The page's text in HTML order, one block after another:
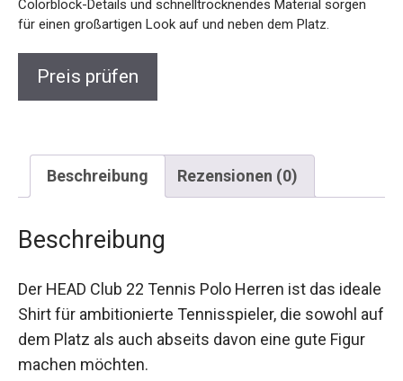
sorgen für einen großartigen Look auf und neben dem
Platz.
Preis prüfen
Beschreibung Rezensionen (0)
Beschreibung
Der HEAD Club 22 Tennis Polo Herren ist das
ideale Shirt für ambitionierte Tennisspieler, die
sowohl auf dem Platz als auch abseits davon
eine gute Figur machen möchten.